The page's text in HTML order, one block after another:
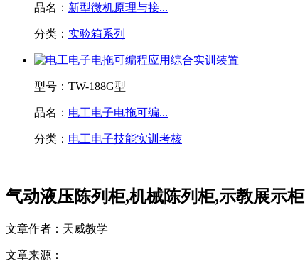
品名： 新型微机原理与接...
分类： 实验箱系列
型号： TW-188G型
品名： 电工电子电拖可编...
分类： 电工电子技能实训考核
气动液压陈列柜,机械陈列柜,示教展示柜
文章作者：天威教学
文章来源：